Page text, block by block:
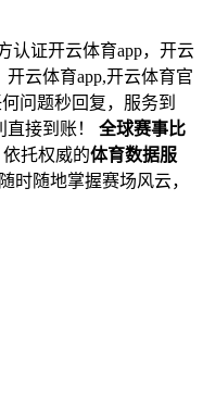
认证开云体育app，开云
云体育app,开云体育官
问题秒回复，服务到
接到账！ 全球赛事比
托权威的体育数据服
时随地掌握赛场风云，